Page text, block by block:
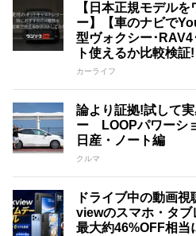
【日本正規モデル
ー】【車のナビで
型ヴォクシー･
ト使えるか比較検
カーライフ
論より証拠!試して
ー LOOPパワーシ
日産・ノート編
クルマ
ドライブ中の動画
viewのスマホ・タブ
最大約46%OFF相当